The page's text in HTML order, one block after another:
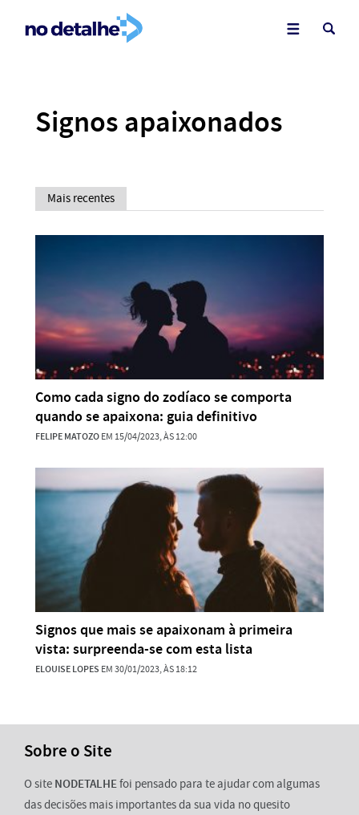
Signos apaixonados
Mais recentes
Como cada signo do zodíaco se comporta
quando se apaixona: guia definitivo
FELIPE MATOZOEM 15/04/2023, ÀS 12:00
Signos que mais se apaixonam à primeira
vista: surpreenda-se com esta lista
ELOUISE LOPES EM 30/01/2023, ÀS 18:12
Sobre o Site
O site NODETALHEfoi pensado para te ajudar com algumas
das decisões mais importantes da sua vida no quesito